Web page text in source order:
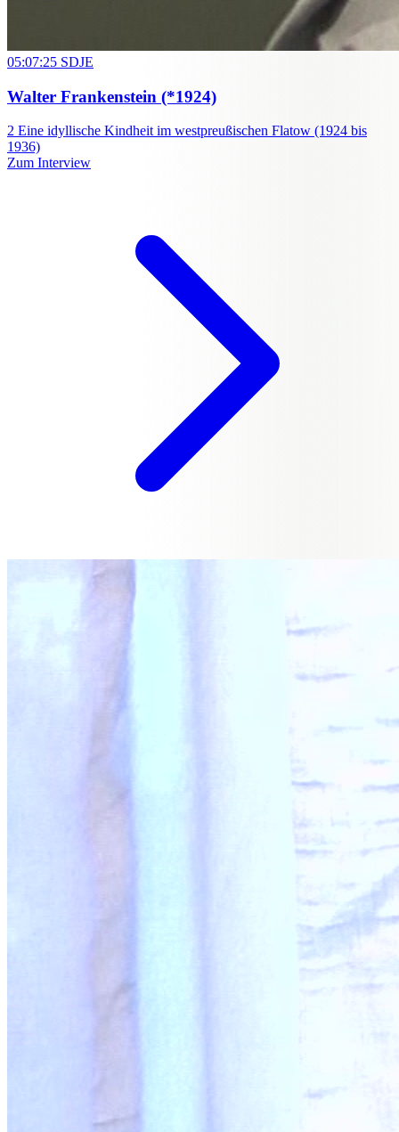
05:07:25 SDJE
Walter Frankenstein (*1924)
2 Eine idyllische Kindheit im westpreußischen Flatow (1924 bis
1936)
Zum Interview